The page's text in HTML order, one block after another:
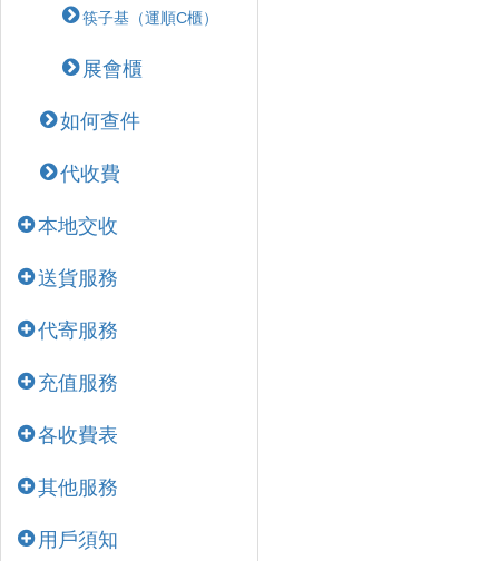
筷子基（運順C櫃）
展會櫃
如何查件
代收費
本地交收
送貨服務
代寄服務
充值服務
各收費表
其他服務
用戶須知